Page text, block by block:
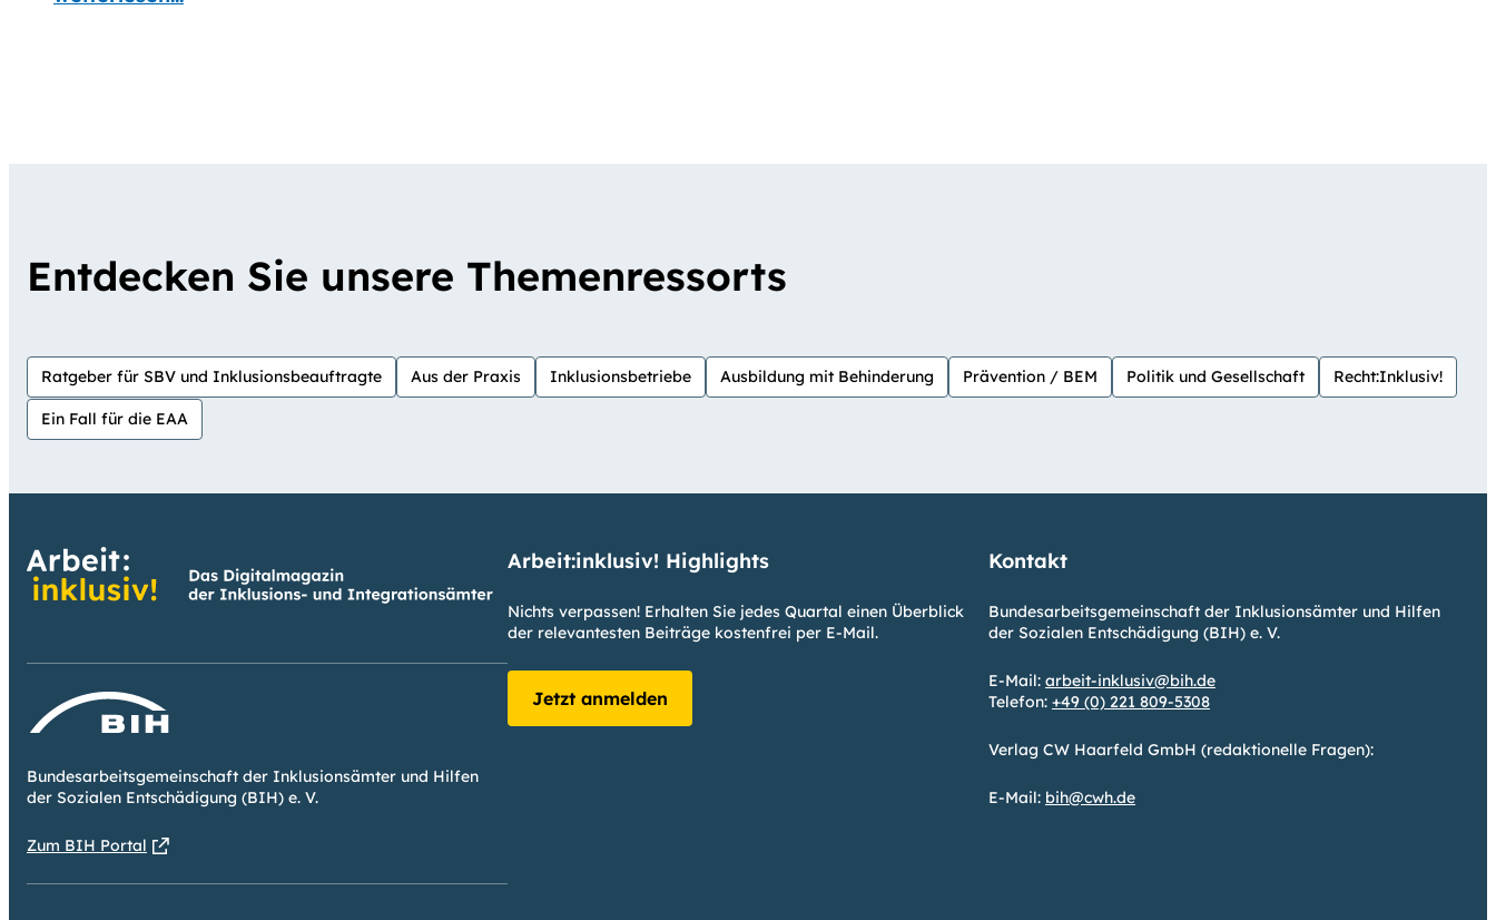
Entdecken Sie unsere Themenressorts
Ratgeber für SBV und Inklusionsbeauftragte Aus der Praxis Inklusionsbetriebe Ausbildung mit Behinderung Prävention / BEM Politik und Gesellschaft Recht:Inklusiv!
Ein Fall für die EAA
Bundesarbeitsgemeinschaft der Inklusionsämter und Hilfen
der Sozialen Entschädigung (BIH) e. V.
Zum BIH Portal
Arbeit:inklusiv! Highlights
Nichts verpassen! Erhalten Sie jedes Quartal einen Überblick
der relevantesten Beiträge kostenfrei per E-Mail.
Jetzt anmelden
Kontakt
Bundesarbeitsgemeinschaft der Inklusionsämter und Hilfen
der Sozialen Entschädigung (BIH) e. V.
E-Mail: arbeit-inklusiv@bih.de
Telefon: +49 (0) 221 809-5308
Verlag CW Haarfeld GmbH (redaktionelle Fragen):
E-Mail: bih@cwh.de